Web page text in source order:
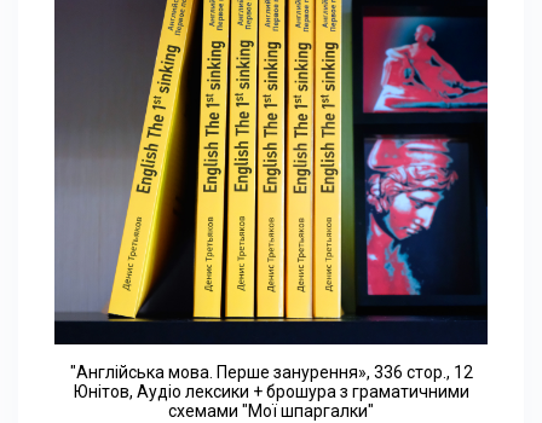
"Англійська мова. Перше занурення», 336 стор., 12
Юнітов, Аудіо лексики + брошура з граматичними
схемами "Мої шпаргалки"